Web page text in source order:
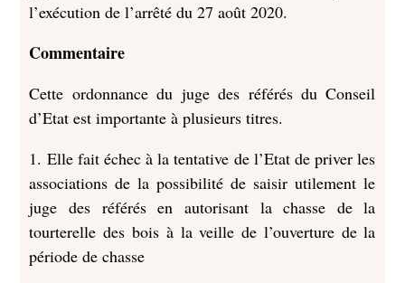
l’exécution de l’arrêté du 27 août 2020.
Commentaire
Cette ordonnance du juge des référés du Conseil
d’Etat est importante à plusieurs titres.
1. Elle fait échec à la tentative de l’Etat de priver les
associations de la possibilité de saisir utilement le
juge des référés en autorisant la chasse de la
tourterelle des bois à la veille de l’ouverture de la
période de chasse